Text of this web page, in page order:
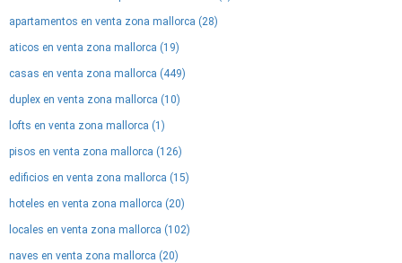
apartamentos en venta zona mallorca (28)
aticos en venta zona mallorca (19)
casas en venta zona mallorca (449)
duplex en venta zona mallorca (10)
lofts en venta zona mallorca (1)
pisos en venta zona mallorca (126)
edificios en venta zona mallorca (15)
hoteles en venta zona mallorca (20)
locales en venta zona mallorca (102)
naves en venta zona mallorca (20)